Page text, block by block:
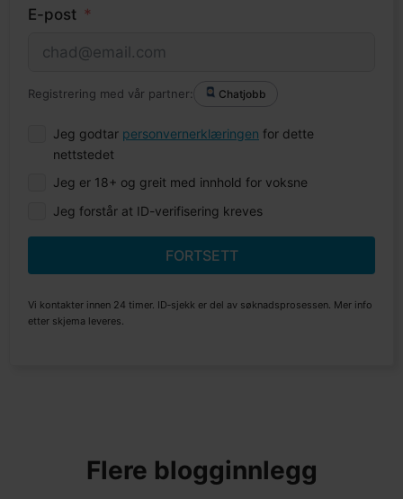
E-post
Registrering med vår partner: Chatjobb
Jeg godtar personvernerklæringen for dette
nettstedet
Jeg er 18+ og greit med innhold for voksne
Jeg forstår at ID-verifisering kreves
FORTSETT
Vi kontakter innen 24 timer. ID‑sjekk er del av søknadsprosessen. Mer info
etter skjema leveres.
Flere blogginnlegg